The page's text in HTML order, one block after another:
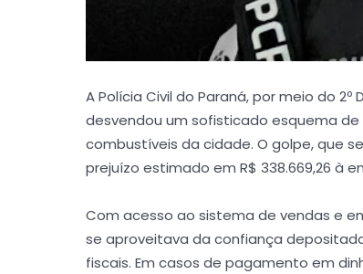
A Polícia Civil do Paraná, por meio do
desvendou um sofisticado esquema
combustíveis da cidade. O golpe, que
prejuízo estimado em R$ 338.669,26 à
Com acesso ao sistema de vendas e
se aproveitava da confiança
fiscais. Em casos de pagamento em